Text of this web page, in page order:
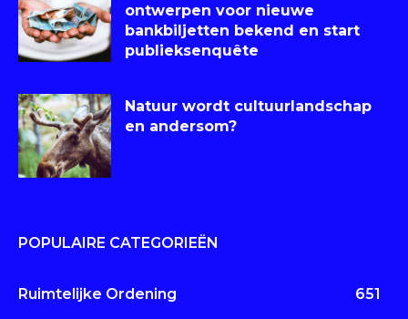
ontwerpen voor nieuwe
bankbiljetten bekend en start
publieksenquête
Natuur wordt cultuurlandschap
en andersom?
POPULAIRE CATEGORIEËN
Ruimtelijke Ordening 651